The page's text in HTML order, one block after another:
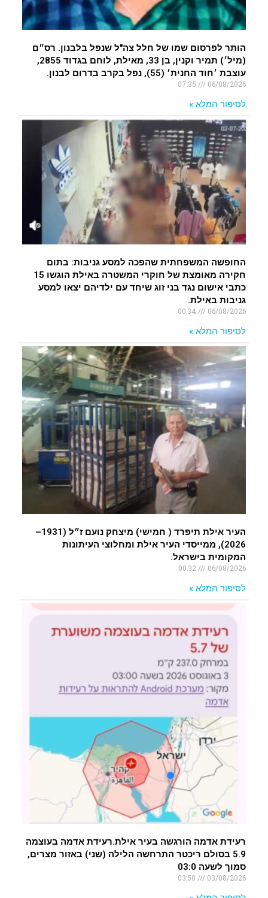
הותר לפרסום שמו של חלל צה"ל שנפל בלבנון. רס״ם
(מיל׳) תמיר וקנין, בן 33, מאילת, לוחם בגדוד 2855,
עוצבת ׳חוד החנית׳ (55), נפל בקרב בדרום לבנון.
06/08/2026
לסיפור המלא »
החופשה המשפחתית שהפכה למסע גניבות: בתום
חקירה מאומצת של חוקרי המשטרה באילת הוגשו 15
כתבי אישום נגד בני זוג שיחד עם ילדיהם יצאו למסע
גניבות באילת.
06/08/2026
לסיפור המלא »
העיר אילת תיפרד ( חמישי) מיצחק נועם ז״ל (1931–
2026), ממייסדי העיר אילת ומחלוצי העיתונות
המקומית בישראל.
06/08/2026
00:32
לסיפור המלא »
רעידת אדמה הורגשה בעיר אילת.רעידת אדמה בעוצמה
5.9 בסולם ריכטר התרחשה הלילה (שני) באזור מצרים,
סמוך לשעה 03:0
03/08/2026